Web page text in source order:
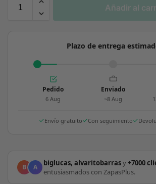
Añadir al
Plazo de entrega
Pedido
6 Aug
Enviado
~8 Aug
Envío gratuito Con seguimiento
B A biglucas, alvaritobarrasy+7000
entusiasmados con ZapasPlus.